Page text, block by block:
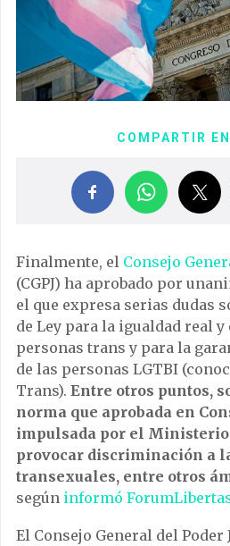
COMPARTIR
Finalmente, el Consejo
(CGPJ) ha aprobado por
el que expresa serias dudas
de Ley para la igualdad real y
personas trans y para la
de las personas LGTBI
Trans). Entre otros puntos,
norma que aprobada en
impulsada por el Ministerio
provocar discriminación a
transexuales, entre otros
según informó
El Consejo General del Poder